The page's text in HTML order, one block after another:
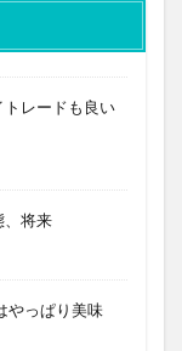
レードも良い
、将来
やっぱり美味